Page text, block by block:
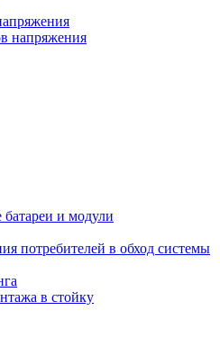
напряжения
и модули
потребителей в обход системы
в стойку